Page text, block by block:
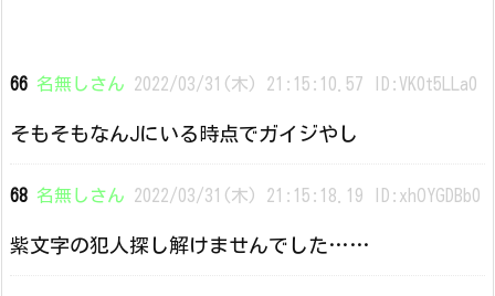
66 名無しさん 2022/03/31(木) 21:15:10.57 ID:VK0t5LLa0
そもそもなんJにいる時点でガイジやし
68 名無しさん 2022/03/31(木) 21:15:18.19 ID:xhOYGDBb0
紫文字の犯人探し解けませんでした……